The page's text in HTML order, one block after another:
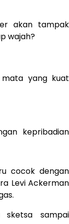
akan tampak
wajah?
yang kuat
kepribadian
cocok dengan
Levi Ackerman
sampai